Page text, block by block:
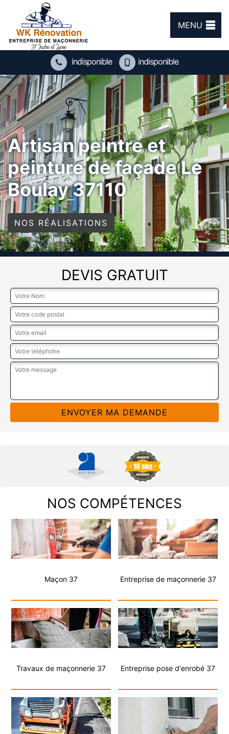
MENU
indisponible indisponible
Artisan peintre et
peinture de façade Le
Boulay 37110
NOS RÉALISATIONS
DEVIS GRATUIT
NOS COMPÉTENCES
Maçon 37 Entreprise de maçonnerie 37
Travaux de maçonnerie 37 Entreprise pose d'enrobé 37